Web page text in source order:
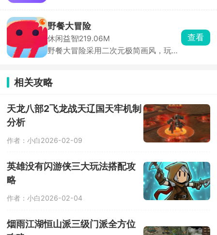
己编辑地图让别人玩，也可以创建房间
玩别人的地图，从头到脚的定制个性化
角色形象，还可以创作场景，设置规
则，也能根据喜好选择特定类型的地图
野餐大冒险
休闲益智219.06M
野餐大冒险采用二次元极简画风，玩家
兑换实用道具。无尽模式挑战玩家极
限，不断突破记录，获取更高分数。游
解谜元素丰富多样。玩家还能善用角色
特殊能力，切换不同道具，以特殊姿势
查看
相关攻略
天龙八部2飞龙战天辽国天牢机制
分析
作者：小白2026-02-09
英雄没有闪游侠三大玩法搭配攻
略
作者：小白2026-02-04
烟雨江湖恒山派三级门派全方位